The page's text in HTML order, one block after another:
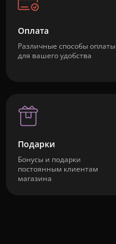
Оплата
Различные способы оплаты
для вашего удобства
Подарки
Бонусы и подарки
постоянным клиентам
магазина